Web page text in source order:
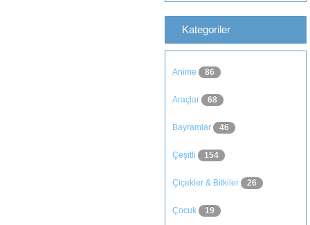
Kategoriler
Anime 86
Araçlar 68
Bayramlar 46
Çeşitli 154
Çiçekler & Bitkiler 26
Çocuk 19